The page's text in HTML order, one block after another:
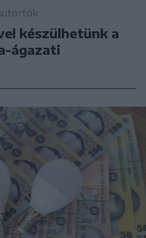
készülhetünk a
ágazati